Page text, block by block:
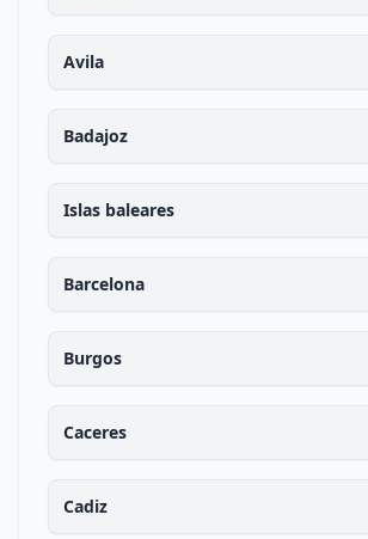
Avila
Badajoz
Islas baleares
Barcelona
Burgos
Caceres
Cadiz